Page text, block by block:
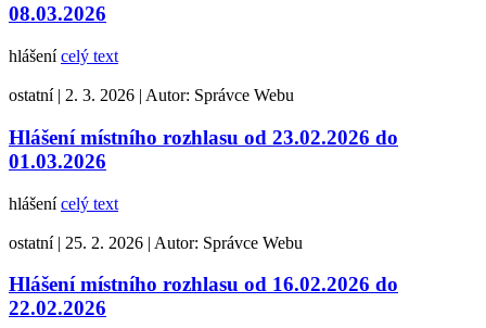
08.03.2026
hlášenícelý text
ostatní | 2. 3. 2026 | Autor: Správce Webu
Hlášení místního rozhlasu od 23.02.2026 do
01.03.2026
hlášenícelý text
ostatní | 25. 2. 2026 | Autor: Správce Webu
Hlášení místního rozhlasu od 16.02.2026 do
22.02.2026